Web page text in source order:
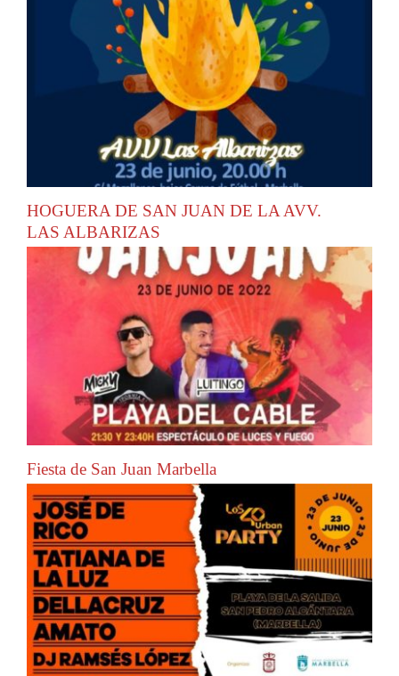
HOGUERA DE SAN JUAN DE LA AVV.
LAS ALBARIZAS
Fiesta de San Juan Marbella